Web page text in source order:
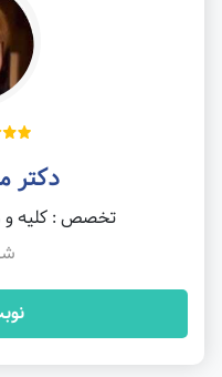
دکتر
تخصص : کلیه و